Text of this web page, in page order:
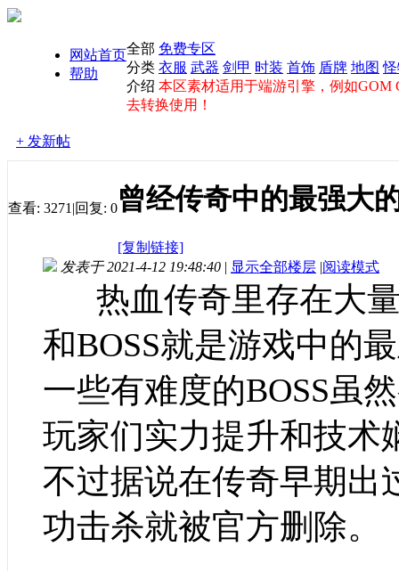
网站首页
帮助
全部 免费专区
分类 衣服 武器 剑甲 时装 首饰 盾牌 地图
介绍 本区素材适用于端游引擎，例如GOM
去转换使用！
+ 发新帖
查看: 3271 |回复: 0曾经传奇中的最强大
[复制链接]
发表于 2021-4-12 19:48:40 | 显示全部楼层 |阅读模式
热血传奇里存在大量
和BOSS就是游戏中的
一些有难度的BOSS虽
玩家们实力提升和技术
不过据说在传奇早期出
功击杀就被官方删除。